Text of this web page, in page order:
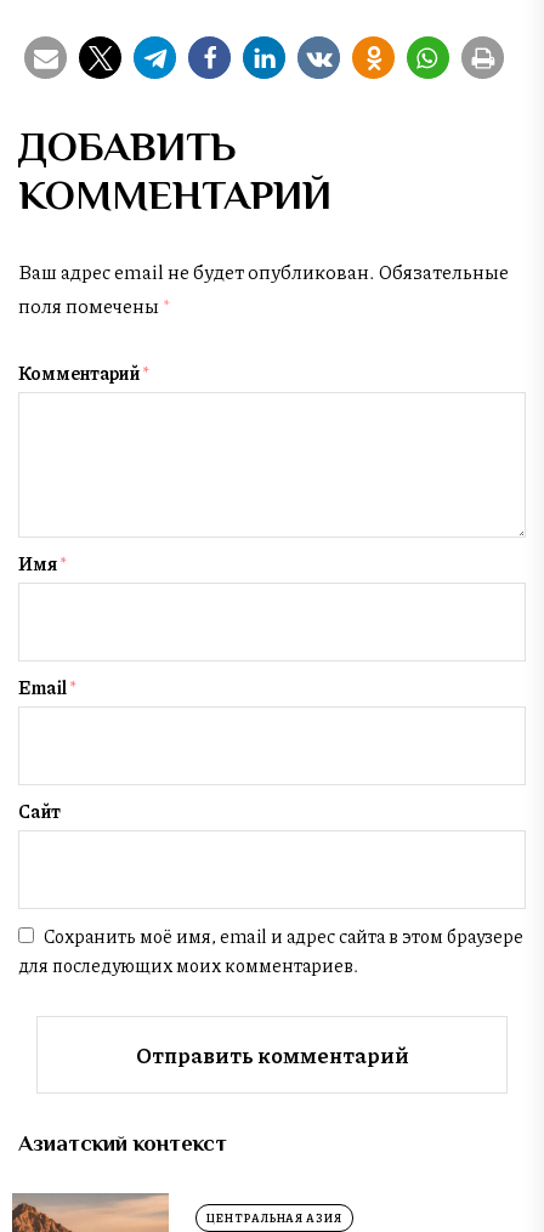
ДОБАВИТЬ
КОММЕНТАРИЙ
Ваш адрес email не будет опубликован. Обязательные
поля помечены *
Комментарий*
Имя*
Email*
Сайт
Сохранить моё имя, email и адрес сайта в этом браузере
для последующих моих комментариев.
Азиатский контекст
ЦЕНТРАЛЬНАЯ АЗИЯ